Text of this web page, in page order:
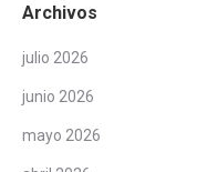
Archivos
julio 2026
junio 2026
mayo 2026